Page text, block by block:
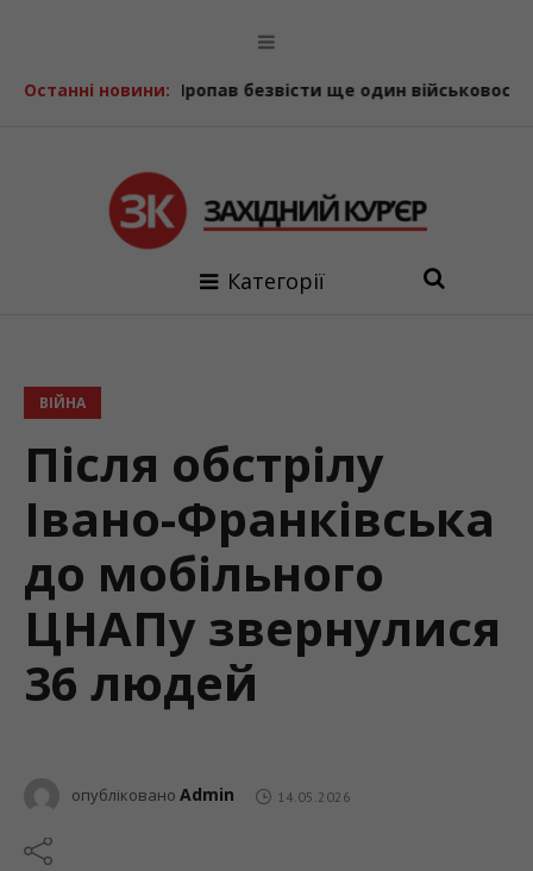
Останні новини:
до +39 Пропав безвісти ще один
Категорії
ВІЙНА
Після обстрілу
Івано-Франківська
до мобільного
ЦНАПу звернулися
36 людей
опубліковано Admin 14.05.2026